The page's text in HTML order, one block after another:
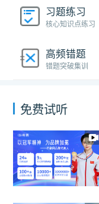
习题练习
核心知识点练习
高频错题
错题突破集训
免费试听
代言视频
免费试听